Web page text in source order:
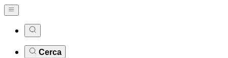
Cerca